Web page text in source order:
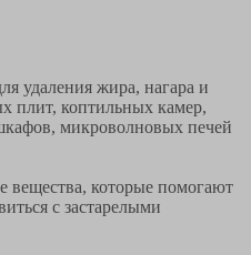
удаления жира, нагара и
плит, коптильных камер,
микроволновых печей
вещества, которые помогают
с застарелыми